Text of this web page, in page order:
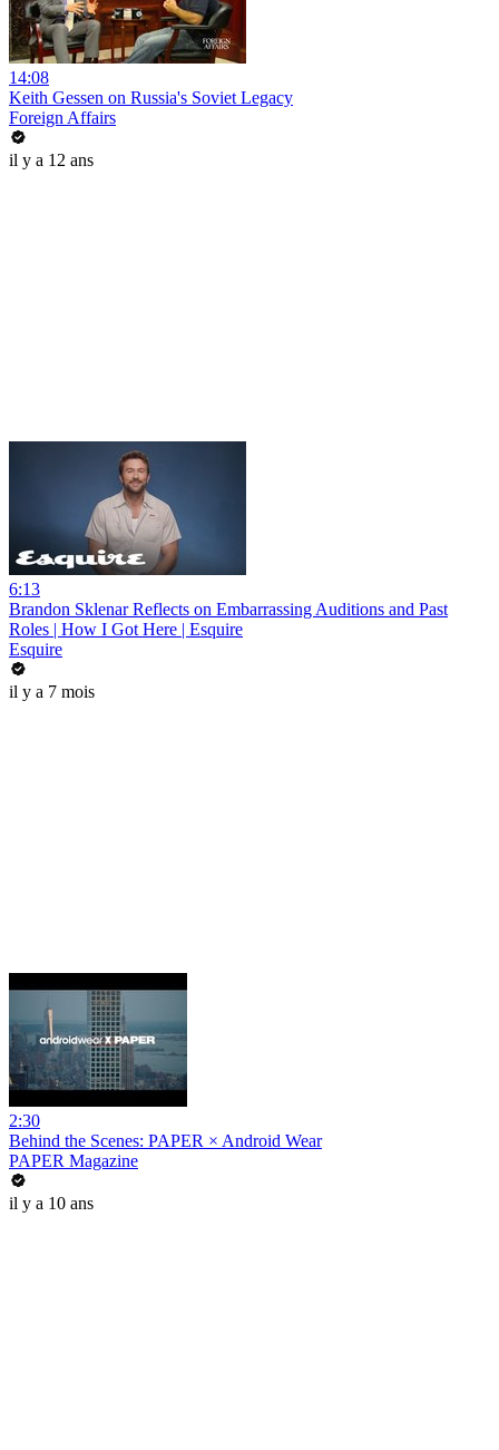
14:08
Keith Gessen on Russia's Soviet Legacy
Foreign Affairs
il y a 12 ans
6:13
Brandon Sklenar Reflects on Embarrassing Auditions and Past
Roles | How I Got Here | Esquire
Esquire
il y a 7 mois
2:30
Behind the Scenes: PAPER × Android Wear
PAPER Magazine
il y a 10 ans